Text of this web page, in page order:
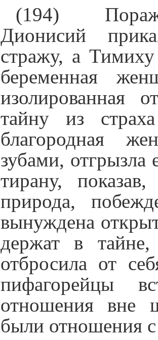
(194)
Дионисий
стражу, а
беременная
изолированная
тайну из
благородная
зубами,
тирану,
природа,
вынуждена
держат в
отбросила от
пифагорейцы
отношения вне
были отношения